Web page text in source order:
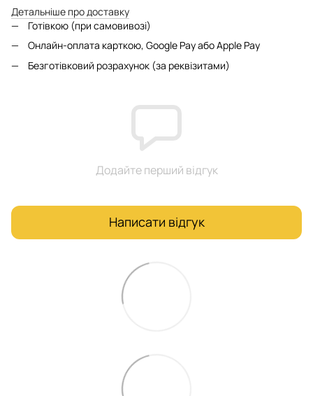
Детальніше про доставку
Готівкою (при самовивозі)
Онлайн-оплата карткою, Google Pay або Apple Pay
Безготівковий розрахунок (за реквізитами)
Додайте перший відгук
Написати відгук